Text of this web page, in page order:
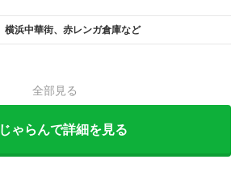
横浜中華街、赤レンガ倉庫など
全部見る
じゃらんで詳細を見る